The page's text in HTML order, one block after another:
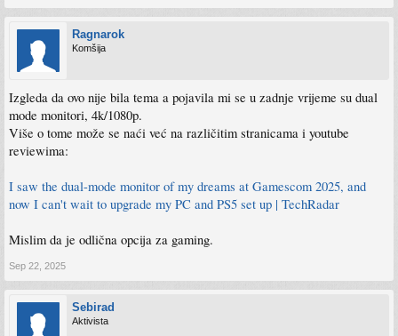
Ragnarok
Komšija
Izgleda da ovo nije bila tema a pojavila mi se u zadnje vrijeme su dual
mode monitori, 4k/1080p.
Više o tome može se naći već na različitim stranicama i youtube
reviewima:
I saw the dual-mode monitor of my dreams at Gamescom 2025, and
now I can't wait to upgrade my PC and PS5 set up | TechRadar
Mislim da je odlična opcija za gaming.
Sep 22, 2025
Sebirad
Aktivista